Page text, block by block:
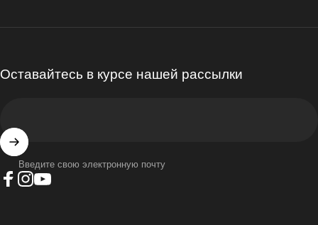
Оставайтесь в курсе нашей рассылки
Введите свою электронную почту